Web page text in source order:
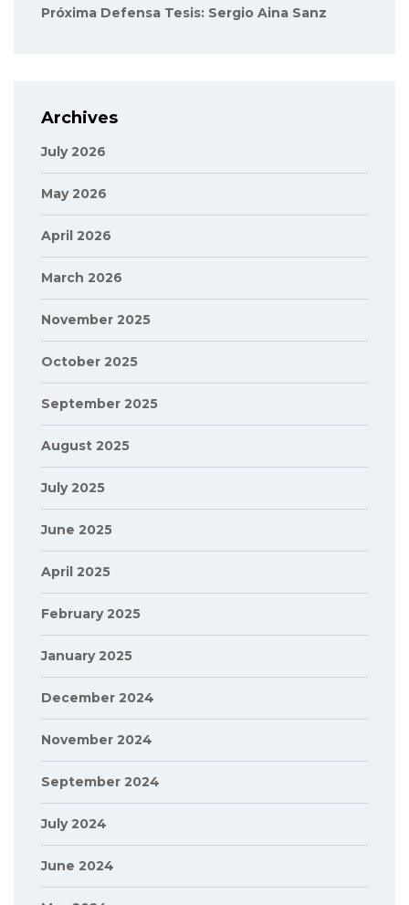
Próxima Defensa Tesis: Sergio Aina Sanz
Archives
July 2026
May 2026
April 2026
March 2026
November 2025
October 2025
September 2025
August 2025
July 2025
June 2025
April 2025
February 2025
January 2025
December 2024
November 2024
September 2024
July 2024
June 2024